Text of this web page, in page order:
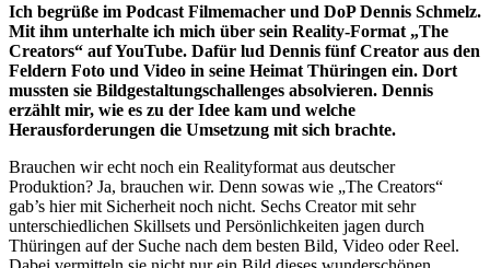
Ich begrüße im Podcast Filmemacher und DoP Dennis Schmelz.
Mit ihm unterhalte ich mich über sein Reality-Format „The
Creators“ auf YouTube. Dafür lud Dennis fünf Creator aus den
Feldern Foto und Video in seine Heimat Thüringen ein. Dort
mussten sie Bildgestaltungschallenges absolvieren. Dennis
erzählt mir, wie es zu der Idee kam und welche
Herausforderungen die Umsetzung mit sich brachte.
Brauchen wir echt noch ein Realityformat aus deutscher
Produktion? Ja, brauchen wir. Denn sowas wie „The Creators“
gab’s hier mit Sicherheit noch nicht. Sechs Creator mit sehr
unterschiedlichen Skillsets und Persönlichkeiten jagen durch
Thüringen auf der Suche nach dem besten Bild, Video oder Reel.